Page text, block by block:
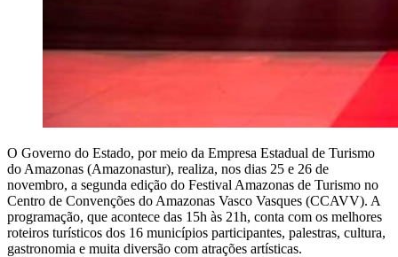
O Governo do Estado, por meio da Empresa Estadual de Turismo
do Amazonas (Amazonastur), realiza, nos dias 25 e 26 de
novembro, a segunda edição do Festival Amazonas de Turismo no
Centro de Convenções do Amazonas Vasco Vasques (CCAVV). A
programação, que acontece das 15h às 21h, conta com os melhores
roteiros turísticos dos 16 municípios participantes, palestras, cultura,
gastronomia e muita diversão com atrações artísticas.